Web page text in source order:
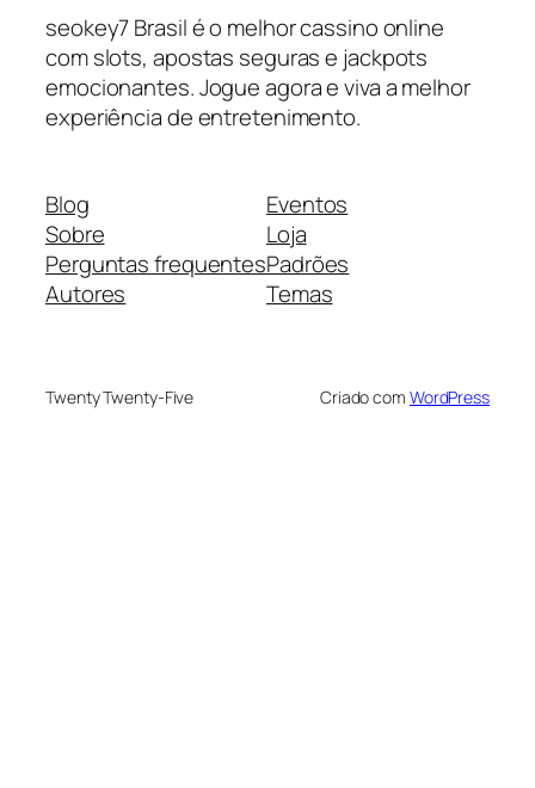
seokey7 Brasil é o melhor cassino online
com slots, apostas seguras e jackpots
emocionantes. Jogue agora e viva a melhor
experiência de entretenimento.
Blog
Sobre
Perguntas frequentes
Autores
Eventos
Loja
Padrões
Temas
Twenty Twenty-Five Criado com WordPress